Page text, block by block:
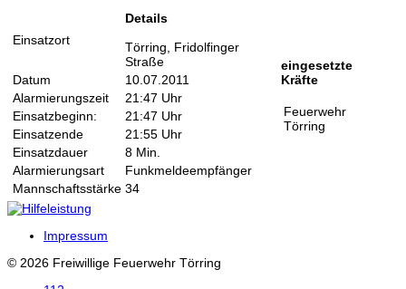
Einsatzort
Details
Törring, Fridolfinger
Straße
Datum
10.07.2011
Alarmierungszeit
21:47 Uhr
Einsatzbeginn:
21:47 Uhr
Einsatzende
21:55 Uhr
Einsatzdauer
8 Min.
Alarmierungsart
Funkmeldeempfänger
Mannschaftsstärke 34
eingesetzte
Kräfte
Feuerwehr
Törring
Impressum
© 2026 Freiwillige Feuerwehr Törring